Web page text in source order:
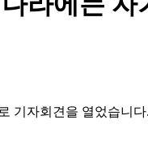
기자회견을 열었습니